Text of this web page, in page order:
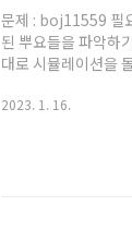
문제 : boj11559 필
된 뿌요들을 파악하
대로 시뮬레이션을
풀 때의 팁 및 주의
2023. 1. 16.